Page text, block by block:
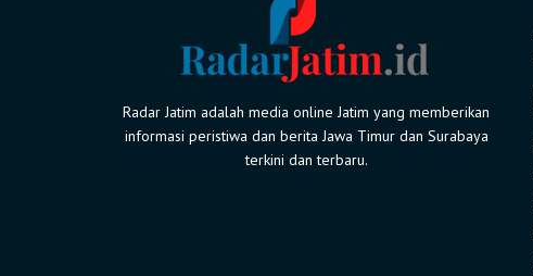
Radar Jatim adalah media online Jatim yang memberikan
informasi peristiwa dan berita Jawa Timur dan Surabaya
terkini dan terbaru.